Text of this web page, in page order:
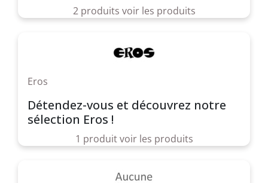
2 produits voir les produits
Eros
Détendez-vous et découvrez notre
sélection Eros !
1 produit voir les produits